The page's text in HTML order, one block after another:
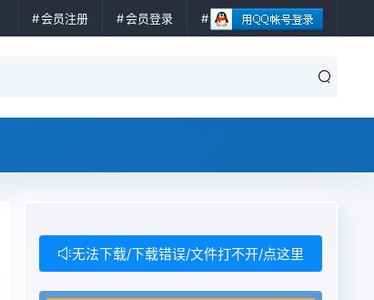
会员注册 会员登录
无法下载/下载错误/文件打不开/点这里